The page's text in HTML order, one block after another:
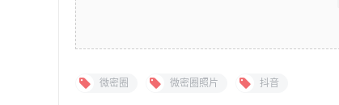
微密圈 微密圈照片 抖音